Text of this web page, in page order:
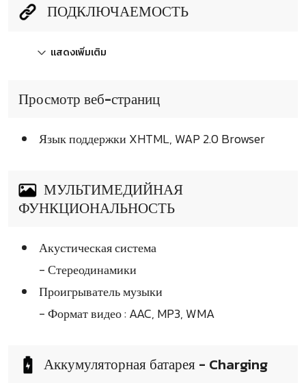
ПОДКЛЮЧАЕМОСТЬ
แสดงเพิ่มเติม
Просмотр веб-страниц
Язык поддержки XHTML, WAP 2.0 Browser
МУЛЬТИМЕДИЙНАЯ
ФУНКЦИОНАЛЬНОСТЬ
Акустическая система
- Стереодинамики
Проигрыватель музыки
- Формат видео : AAC, MP3, WMA
Аккумуляторная батарея - Charging